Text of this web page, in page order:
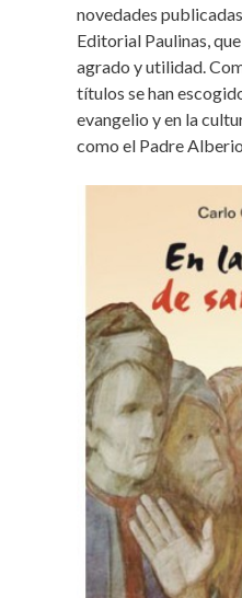
novedades
Editorial Paulinas,
agrado y utilidad.
títulos se han
evangelio y en la
como el Padre